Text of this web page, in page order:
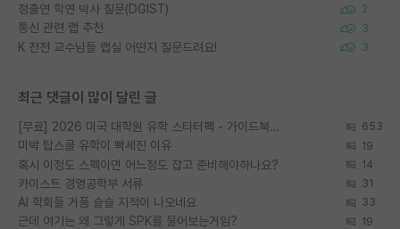
정출연 학연 박사 질문(DGIST) 2
통신 관련 랩 추천 3
K 전전 교수님들 랩실 어떤지 질문드려요! 3
최근 댓글이 많이 달린 글
[무료] 2026 미국 대학원 유학 스타터팩 - 가이드북 & 합격자 컨택메일 템플릿 653
미박 탑스쿨 유학이 빡세진 이유 19
혹시 이정도 스펙이면 어느정도 잡고 준비해야하나요? 14
카이스트 경영공학부 서류 31
AI 학회들 거품 슬슬 지적이 나오네요 33
근데 여기는 왜 그렇게 SPK를 물어보는거임? 19